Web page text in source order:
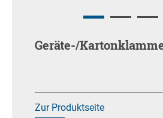
Geräte-/
Zur Produktseite